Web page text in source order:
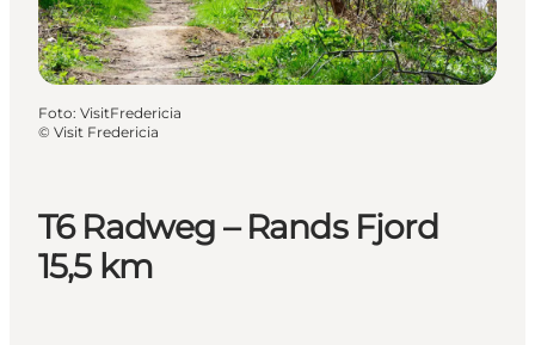
T6 Radweg – Rands Fjord
15,5 km
Foto: VisitFredericia
© Visit Fredericia